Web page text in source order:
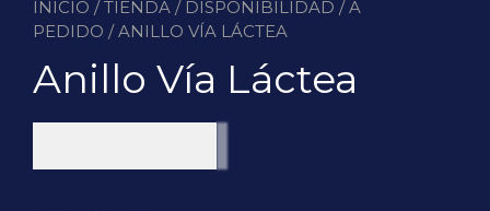
INICIO /TIENDA / DISPONIBILIDAD /A
PEDIDO / ANILLO VÍA LÁCTEA
Anillo Vía Láctea